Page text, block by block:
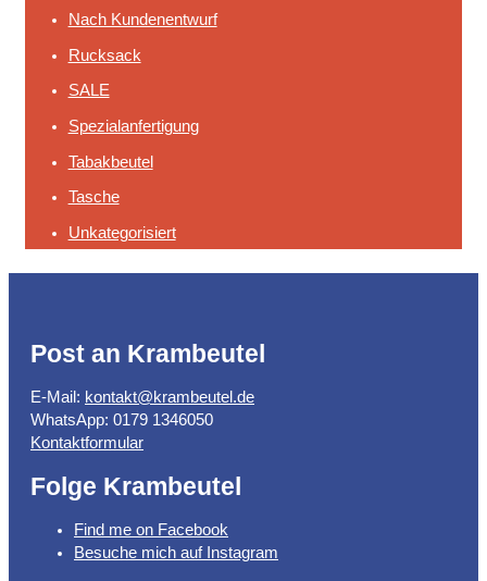
Nach Kundenentwurf
Rucksack
SALE
Spezialanfertigung
Tabakbeutel
Tasche
Unkategorisiert
Post an Krambeutel
E-Mail: kontakt@krambeutel.de
WhatsApp: 0179 1346050
Kontaktformular
Folge Krambeutel
Find me on Facebook
Besuche mich auf Instagram